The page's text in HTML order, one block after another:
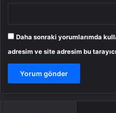
Daha sonraki yorumlarımda
adresim ve site adresim bu